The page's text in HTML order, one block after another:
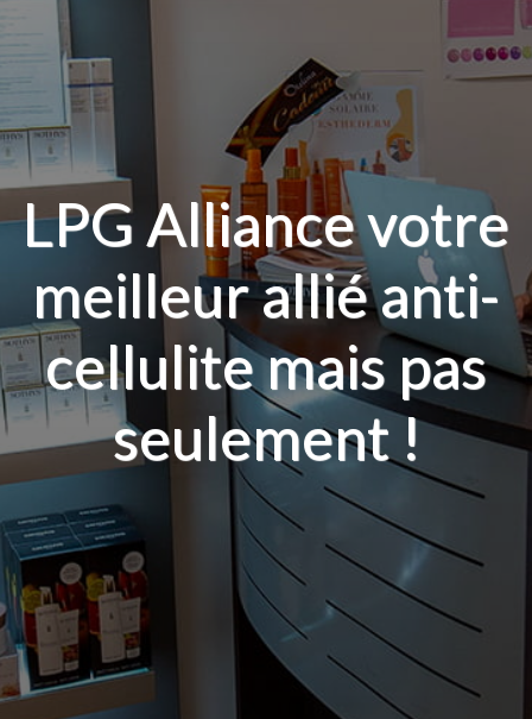
LPG Alliance votre
meilleur allié anti-
cellulite mais pas
seulement !